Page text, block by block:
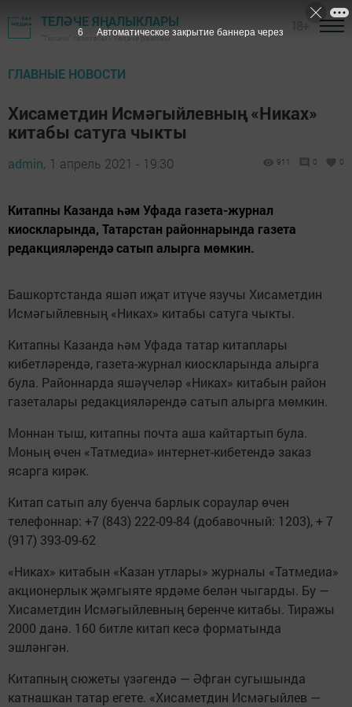
ТЕЛӘЧЕ ЯҢАЛЫКЛАРЫ
"Теләче" газетасы - Теләче районы
ГЛАВНЫЕ НОВОСТИ
Хисаметдин Исмәгыйлевның «Никах»
китабы сатуга чыкты
admin, 1 апрель 2021 - 19:30 911 0 0
Китапны Казанда һәм Уфада газета-журнал
киоскларында, Татарстан районнарында газета
редакцияләрендә сатып алырга мөмкин.
Башкортстанда яшәп иҗат итүче язучы Хисаметдин
Исмәгыйлевның «Никах» китабы сатуга чыкты.
Китапны Казанда һәм Уфада татар китаплары
кибетләрендә, газета-журнал киоскларында алырга
була. Районнарда яшәүчеләр «Никах» китабын район
газеталары редакцияләрендә сатып алырга мөмкин.
Моннан тыш, китапны почта аша кайтартып була.
Моның өчен «Татмедиа» интернет-кибетендә заказ
ясарга кирәк.
Китап сатып алу буенча барлык сораулар өчен
телефоннар: +7 (843) 222-09-84 (добавочный: 1203), + 7
(917) 393-09-62
«Никах» китабын «Казан утлары» журналы «Татмедиа»
акционерлык җәмгыяте ярдәме белән чыгарды. Бу —
Хисаметдин Исмәгыйлевның беренче китабы. Тиражы
2000 данә. 160 битле китап кесә форматында
эшләнгән.
Китапның сюжеты үзәгендә — Әфган сугышында
катнашкан татар егете. «Хисаметдин Исмәгыйлев —
5 Автоматическое закрытие баннера через